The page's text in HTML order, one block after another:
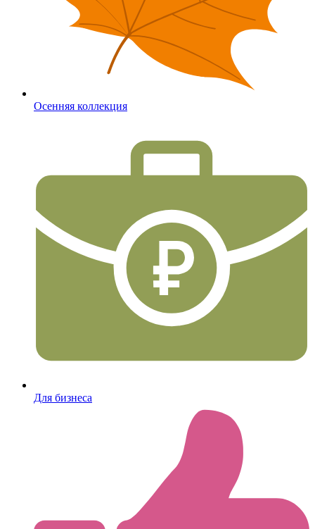
Осенняя коллекция
Для бизнеса